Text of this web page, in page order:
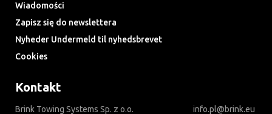
Wiadomości
Zapisz się do newslettera
Nyheder Undermeld til nyhedsbrevet
Cookies
Kontakt
Brink Towing Systems Sp. z o.o.
info.pl@brink.eu